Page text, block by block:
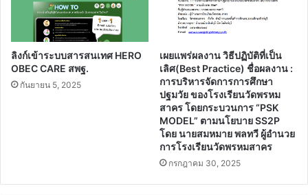
ลิงก์เข้าระบบสารสนเทศ HERO
OBEC CARE สพฐ.
กันยายน 5, 2025
เผยแพร่ผลงาน วิธีปฏิบัติที่เป็น
เลิศ(Best Practice) ชื่อผลงาน :
การบริหารจัดการการศึกษา
ปฐมวัย ของโรงเรียนวัดพรหม
สาคร โดยกระบวนการ “PSK
MODEL” ตามนโยบาย SS2P
โดย นายสมหมาย พลทวี ผู้อำนวย
การโรงเรียนวัดพรหมสาคร
กรกฎาคม 30, 2025